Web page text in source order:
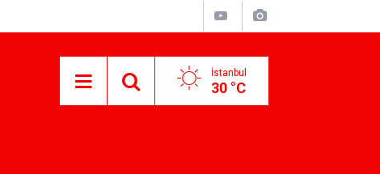
İstanbul
30 °C